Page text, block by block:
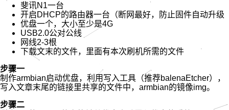
斐讯N1一台
开启DHCP的路由器一台（断网最好，防止固件自动升级
优盘一个，大小至少是4G
USB2.0公对公线
网线2-3根
下载文末的文件，里面有本次刷机所需的文件
步骤一
制作armbian启动优盘，利用写入工具（推荐balenaEtcher），
写入文章末尾的链接里共享的文件中，armbian的镜像img。
步骤二